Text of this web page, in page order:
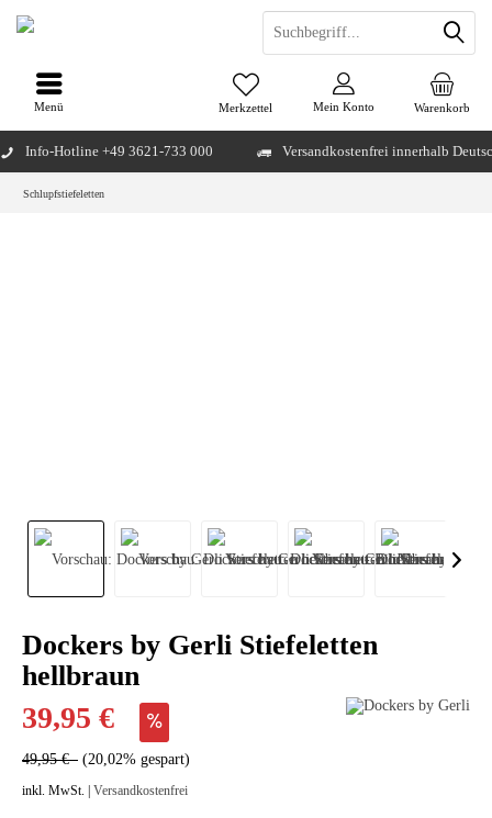
Info-Hotline +49 3621-733 000 Versandkostenfrei innerhalb
Warenkorb
Merkzettel Mein Konto
Menü
Schlupfstiefeletten
Dockers by Gerli Stiefeletten
hellbraun
39,95 €
49,95 € (20,02% gespart)
inkl. MwSt. | Versandkostenfrei